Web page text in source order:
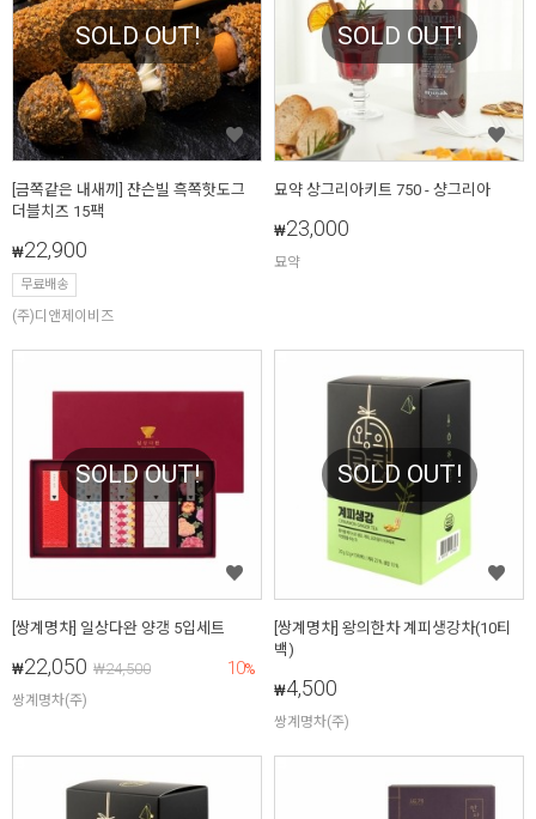
SOLD OUT!
[금쪽같은 내새끼] 쟌슨빌 흑쪽핫도그
더블치즈 15팩
₩22,900
무료배송
(주)디앤제이비즈
SOLD OUT!
묘약 상그리아키트 750 - 샹그리아
₩23,000
묘약
SOLD OUT!
[쌍계명차] 일상다완 양갱 5입세트
₩22,050 ₩24,500 10%
쌍계명차(주)
SOLD OUT!
[쌍계명차] 왕의한차 계피생강차(10티
백)
₩4,500
쌍계명차(주)